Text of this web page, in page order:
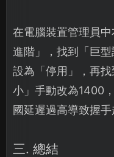
在電腦裝置管理員
進階」，找到「巨
設為「停用」，再
小」手動改為1400
國延遲過高導致握手
三. 總結